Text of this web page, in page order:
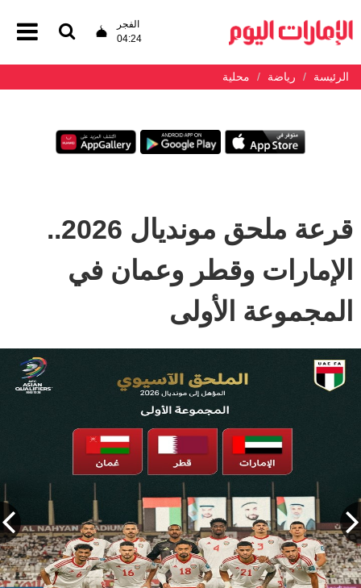
الفجر
04:24
الرئيسة رياضة محلية
قرعة ملحق مونديال 2026..
الإمارات وقطر وعمان في
المجموعة الأولى